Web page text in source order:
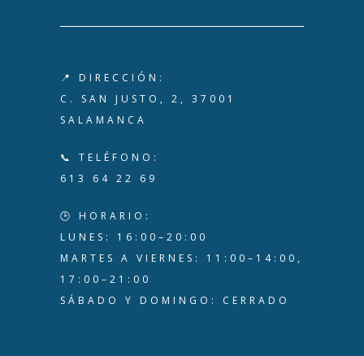
📍 DIRECCIÓN:
C. SAN JUSTO, 2, 37001
SALAMANCA
📞 TELÉFONO:
613 64 22 69
🕒 HORARIO:
LUNES: 16:00–20:00
MARTES A VIERNES: 11:00–14:00,
17:00–21:00
SÁBADO Y DOMINGO: CERRADO